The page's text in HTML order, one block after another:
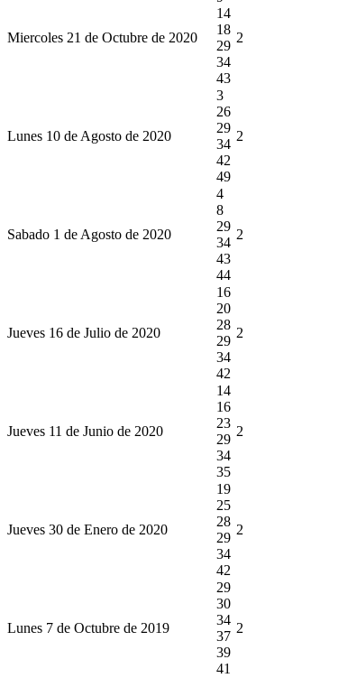
Miercoles 21 de Octubre de 2020
14
18
29
34
43
2
Lunes 10 de Agosto de 2020
3
26
29
34
42
49
2
Sabado 1 de Agosto de 2020
4
8
29
34
43
44
2
Jueves 16 de Julio de 2020
16
20
28
29
34
42
2
Jueves 11 de Junio de 2020
14
16
23
29
34
35
2
Jueves 30 de Enero de 2020
19
25
28
29
34
42
2
Lunes 7 de Octubre de 2019
29
30
34
37
39
41
2